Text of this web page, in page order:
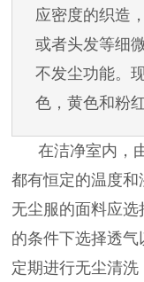
应密度的织造
或者头发等细
不发尘功能。
色，黄色和粉
在洁净室内，由
都有恒定的温度
无尘服的面料应
的条件下选择透
定期进行无尘清